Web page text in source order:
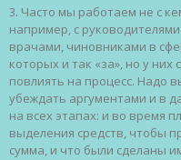
3. Часто мы работаем не с
например, с
врачами, чиновниками в
которых и так «за», но у
повлиять на процесс. Надо
убеждать аргументами и в
на всех этапах: и во время
выделения средств, чтобы
сумма, и что были сделаны